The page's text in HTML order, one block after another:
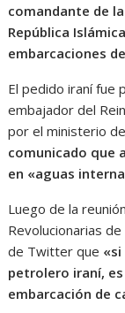
comandante de
República
embarcaciones
El pedido iraní fue
embajador del
por el ministerio
comunicado que
en «aguas
Luego de la
Revolucionarias
de Twitter que
petrolero iraní,
embarcación de